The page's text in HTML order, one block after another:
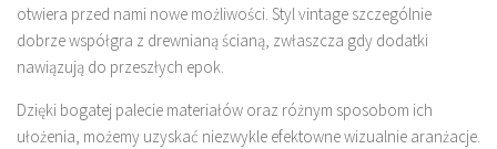
otwiera przed nami nowe możliwości. Styl vintage szczególnie
dobrze współgra z drewnianą ścianą, zwłaszcza gdy dodatki
nawiązują do przeszłych epok.
Dzięki bogatej palecie materiałów oraz różnym sposobom ich
ułożenia, możemy uzyskać niezwykle efektowne wizualnie aranżacje.